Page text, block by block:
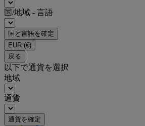
国/地域 - 言語
国と言語を確定
EUR (€)
戻る
以下で通貨を選択
地域
通貨
通貨を確定